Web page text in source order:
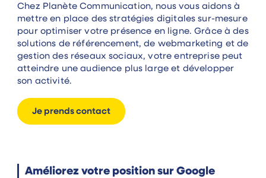
Chez Planète Communication, nous vous aidons à
mettre en place des stratégies digitales sur-mesure
pour optimiser votre présence en ligne. Grâce à des
solutions de référencement, de webmarketing et de
gestion des réseaux sociaux, votre entreprise peut
atteindre une audience plus large et développer
son activité.
Je prends contact
Améliorez votre position sur Google